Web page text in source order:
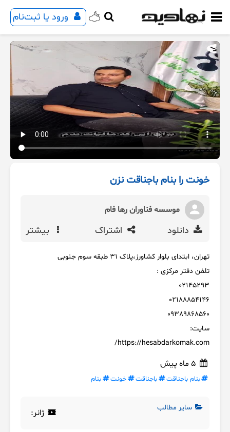
ورود یا ثبت‌نام
خونت را بنام باجناقت نزن
موسسه فناوران رها فام
دانلود اشتراک بیشتر
تهران، ابتدای بلوار کشاورز،پلاک 31 طبقه سوم جنوبی
تلفن دفتر مرکزی :
02145293
02188854146
09389868560
سایت:
https://hesabdarkomak.com/
بنام باجناقت باجناقت خونت بنام
سایر مطالب ژانر: